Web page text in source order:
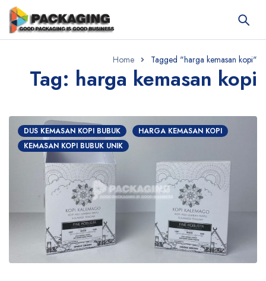
Home Tagged "harga kemasan kopi"
Tag: harga kemasan kopi
DUS KEMASAN KOPI BUBUK
HARGA KEMASAN KOPI
KEMASAN KOPI BUBUK UNIK